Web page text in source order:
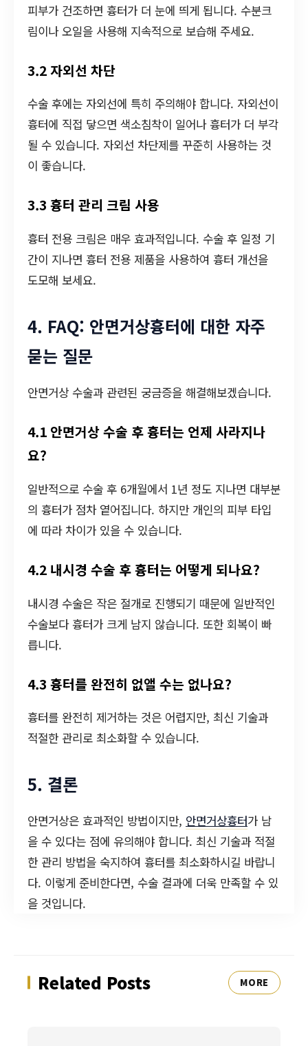
피부가 건조하면 흉터가 더 눈에 띄게 됩니다. 수분크
림이나 오일을 사용해 지속적으로 보습해 주세요.
3.2 자외선 차단
수술 후에는 자외선에 특히 주의해야 합니다. 자외선이
흉터에 직접 닿으면 색소침착이 일어나 흉터가 더 부각
될 수 있습니다. 자외선 차단제를 꾸준히 사용하는 것
이 좋습니다.
3.3 흉터 관리 크림 사용
흉터 전용 크림은 매우 효과적입니다. 수술 후 일정 기
간이 지나면 흉터 전용 제품을 사용하여 흉터 개선을
도모해 보세요.
4. FAQ: 안면거상흉터에 대한 자주
묻는 질문
안면거상 수술과 관련된 궁금증을 해결해보겠습니다.
4.1 안면거상 수술 후 흉터는 언제 사라지나
요?
일반적으로 수술 후 6개월에서 1년 정도 지나면 대부분
의 흉터가 점차 옅어집니다. 하지만 개인의 피부 타입
에 따라 차이가 있을 수 있습니다.
4.2 내시경 수술 후 흉터는 어떻게 되나요?
내시경 수술은 작은 절개로 진행되기 때문에 일반적인
수술보다 흉터가 크게 남지 않습니다. 또한 회복이 빠
릅니다.
4.3 흉터를 완전히 없앨 수는 없나요?
흉터를 완전히 제거하는 것은 어렵지만, 최신 기술과
적절한 관리로 최소화할 수 있습니다.
5. 결론
안면거상은 효과적인 방법이지만, 안면거상흉터가 남
을 수 있다는 점에 유의해야 합니다. 최신 기술과 적절
한 관리 방법을 숙지하여 흉터를 최소화하시길 바랍니
다. 이렇게 준비한다면, 수술 결과에 더욱 만족할 수 있
을 것입니다.
Related Posts MORE